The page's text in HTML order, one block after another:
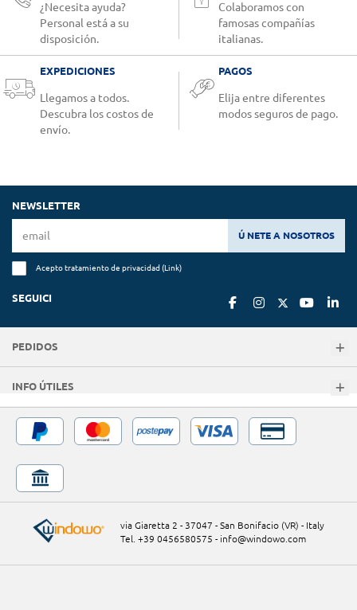
¿Necesita ayuda?
Personal está a su
disposición.
Colaboramos con
famosas compañías
italianas.
EXPEDICIONES
Llegamos a todos.
Descubra los costos de
envío.
PAGOS
Elija entre diferentes
modos seguros de pago.
NEWSLETTER
Ú NETE A NOSOTROS
Acepto tratamiento de privacidad (Link)
SEGUICI
PEDIDOS
INFO ÚTILES
via Giaretta 2 - 37047 - San Bonifacio (VR) - Italy
Tel. +39 0456580575 - info@windowo.com